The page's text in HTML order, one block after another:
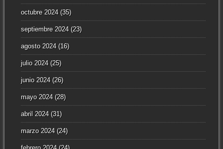
octubre 2024(35)
septiembre 2024(23)
agosto 2024(16)
julio 2024(25)
junio 2024(26)
mayo 2024(28)
abril 2024(31)
marzo 2024(24)